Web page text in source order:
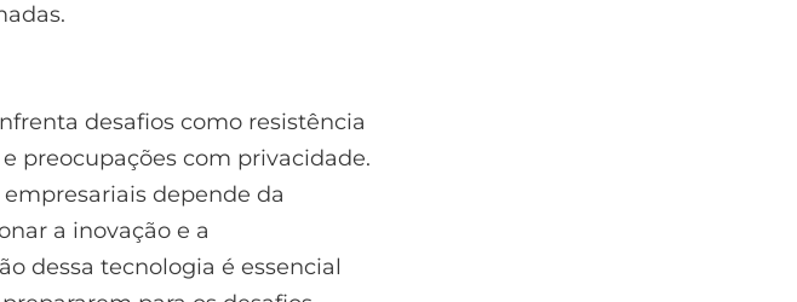
desafios como resistência
preocupações com privacidade.
depende da
a inovação e a
dessa tecnologia é essencial